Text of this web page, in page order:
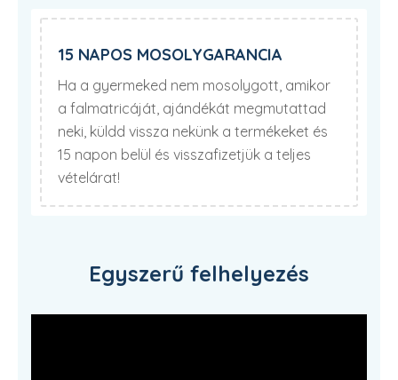
15 NAPOS MOSOLYGARANCIA
Ha a gyermeked nem mosolygott, amikor
a falmatricáját, ajándékát megmutattad
neki, küldd vissza nekünk a termékeket és
15 napon belül és visszafizetjük a teljes
vételárat!
Egyszerű felhelyezés